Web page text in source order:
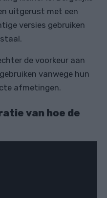
uitgerust met een
versies gebruiken
de voorkeur aan
vanwege hun
afmetingen.
van hoe de